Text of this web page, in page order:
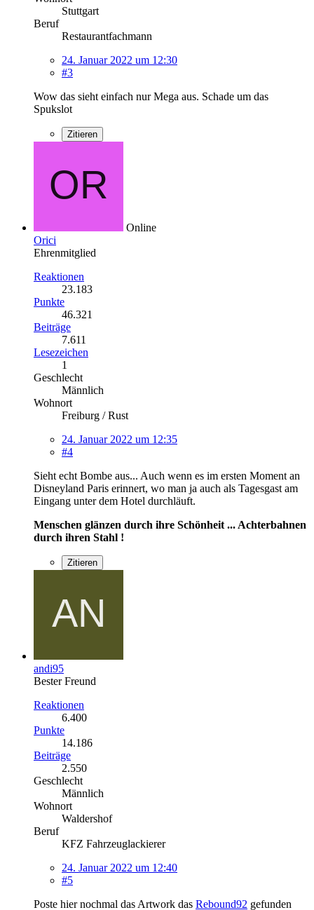
Stuttgart
Beruf
Restaurantfachmann
24. Januar 2022 um 12:30
#3
Wow das sieht einfach nur Mega aus. Schade um das
Spukslot
Zitieren
Online
Orici
Ehrenmitglied
Reaktionen
23.183
Punkte
46.321
Beiträge
7.611
Lesezeichen
1
Geschlecht
Männlich
Wohnort
Freiburg / Rust
24. Januar 2022 um 12:35
#4
Sieht echt Bombe aus... Auch wenn es im ersten Moment an
Disneyland Paris erinnert, wo man ja auch als Tagesgast am
Eingang unter dem Hotel durchläuft.
Menschen glänzen durch ihre Schönheit ... Achterbahnen
durch ihren Stahl !
Zitieren
andi95
Bester Freund
Reaktionen
6.400
Punkte
14.186
Beiträge
2.550
Geschlecht
Männlich
Wohnort
Waldershof
Beruf
KFZ Fahrzeuglackierer
24. Januar 2022 um 12:40
#5
Poste hier nochmal das Artwork das Rebound92 gefunden